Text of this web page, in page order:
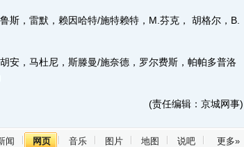
，雷默，赖因哈特/施特赖特，M.芬克， 胡格尔，B.
，马杜尼，斯滕曼/施奈德，罗尔费斯，帕帕多普洛
(责任编辑：京城网事)
闻 网页 音乐 图片 地图 说吧 更多»